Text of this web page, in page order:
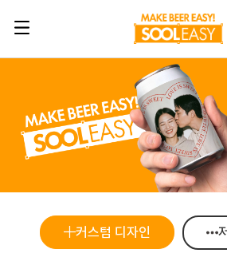
초대링크? 이렇게 활용해 보세요!
이 링크를 친구에게 추천
이 링크를 통해 가입/구매
소정의 소개 포인트를 드
🎁첫 구매: 5,000포
커스텀 디자인